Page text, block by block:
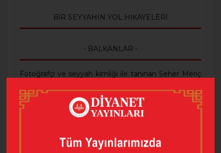
BİR SEYYAHIN YOL HİKAYELERİ
- BALKANLAR -
Fotoğrafçı ve seyyah kimliği ile tanınan Seher Meriç
tarafından gezip gördüğü yerleri akıcı bir üslup ile
okuyucuyla paylaştığı, okuyucu üzerinde anlatılan
yerlerle ilgili gidip görme etkisi oluşturan bir eserdir.
Bulgaristan, Yunanistan, Kuzey Makedonya,